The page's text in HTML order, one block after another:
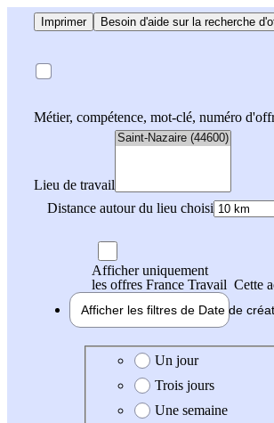
Imprimer Besoin d'aide sur la recherche
Métier, compétence, mot-clé, numéro
Lieu de travail
Distance autour du lieu choisi
Afficher uniquement
les offres France Travail Cette
Afficher les filtres de Date de
Date de création de l'offre
Un jour
Trois jours
Une semaine